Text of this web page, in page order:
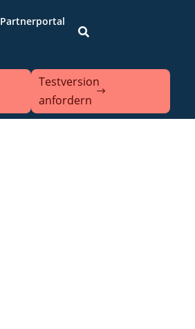
Partnerportal

Testversion
anfordern